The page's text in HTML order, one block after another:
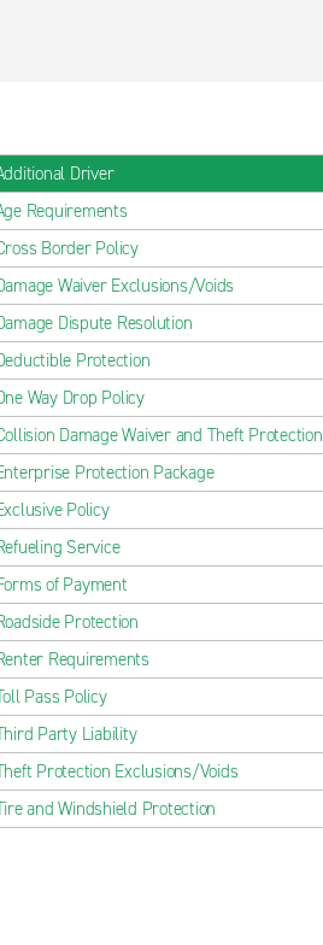
Driver
Requirements
Border Policy
Waiver Exclusions/Voids
Dispute Resolution
Protection
Way Drop Policy
Damage Waiver and Theft Protection
Protection Package
Policy
Service
of Payment
Protection
Requirements
Pass Policy
Party Liability
Protection Exclusions/Voids
and Windshield Protection